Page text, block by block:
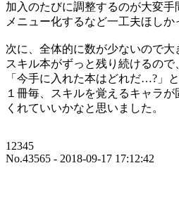
加入のたびに調整するのが大変手
メニュー化するなど一工夫ほしか
次に、全体的に数が少ないので大
スキル本がずっと残り続けるので
「今手に入れた本はどれだ…?」
１冊毎、スキルを覚えるキャラ
くれていいかなと思いました。
12345
No.43565 - 2018-09-17 17:12:42